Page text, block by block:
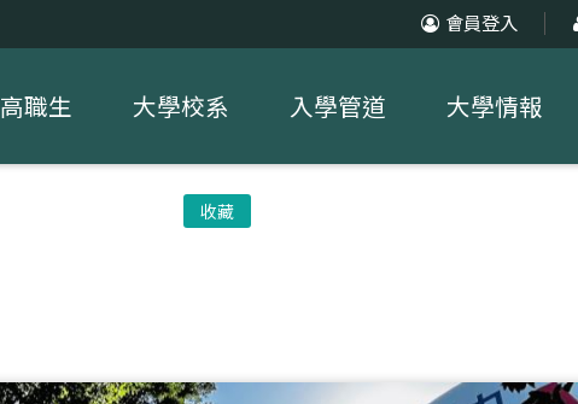
會員登入
高職生 大學校系 入學管道 大學情報
收藏